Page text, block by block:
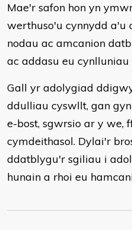
Mae'r safon hon yn
werthuso'u cynnydd a'u
nodau ac amcanion
ac addasu eu
Gall yr adolygiad
ddulliau cyswllt, gan
e-bost, sgwrsio ar y we,
cymdeithasol. Dylai'r
ddatblygu'r sgiliau i
hunain a rhoi eu